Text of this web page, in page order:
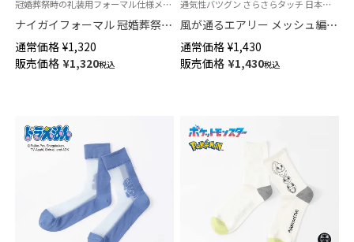
冠婚葬祭時の礼装用フォーマル仕様メンズ ソックス 靴下 綿100％・3サイズ（23cm～27cm）
ナイガイフォーマル 冠婚葬祭・
礼装用 綿100％ メンズ ソックス
【365日最短翌日発送】
02262109
通常価格 ¥1,320
販売価格 ¥1,320税込
通気性バツグン さらさらタッチ 日本製 女性 婦人 靴下 ナイガイ コンフォート
風が通るエアリー メッシュ編み
サステナブル ショート丈 ソッ
クス 消臭素材 レディース
NAIGAI COMFORT 03022217
通常価格 ¥1,430
販売価格 ¥1,430税込